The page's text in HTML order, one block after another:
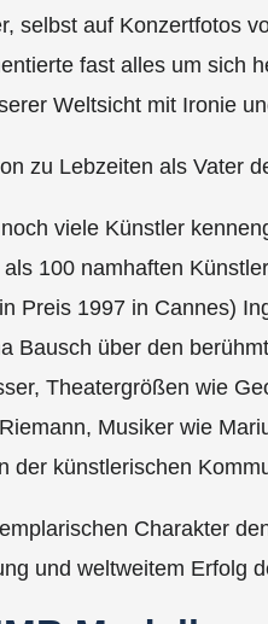
auf Konzertfotos
fast alles um sich
Weltsicht mit Ironie
zu Lebzeiten als Vater
viele Künstler
100 namhaften
Preis 1997 in Cannes)
Bausch über den
Theatergrößen wie
Musiker wie
der künstlerischen
Charakter
und weltweitem Erfolg